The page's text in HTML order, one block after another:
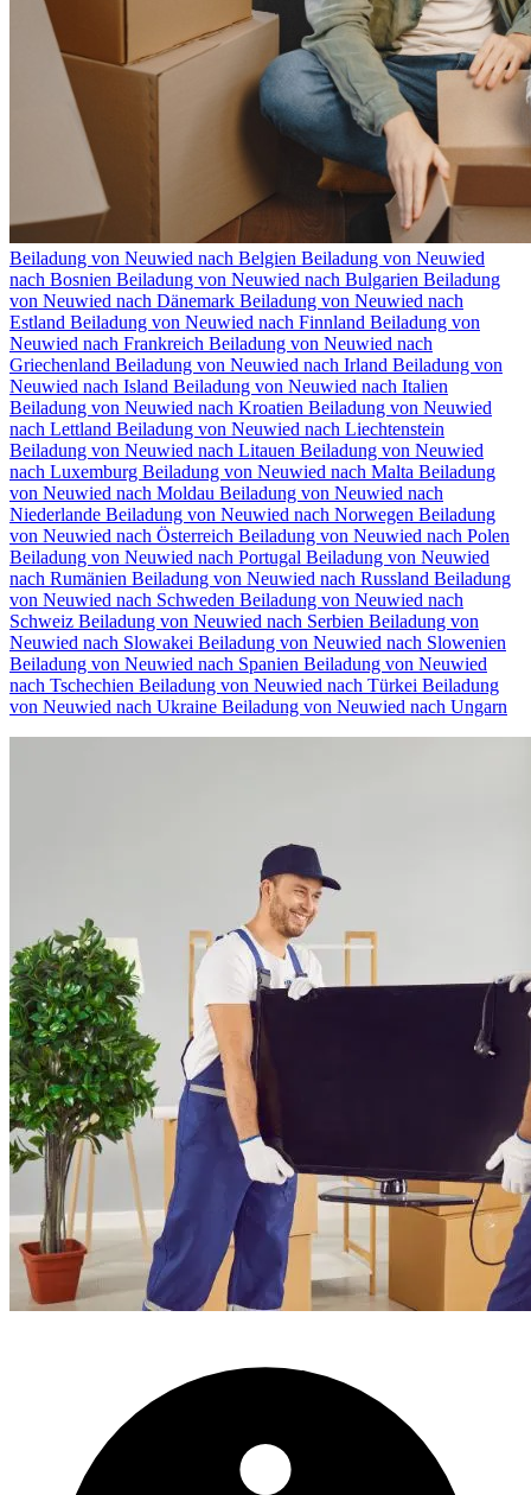
Beiladung von Neuwied nach Belgien Beiladung von Neuwied
nach Bosnien Beiladung von Neuwied nach Bulgarien Beiladung
von Neuwied nach Dänemark Beiladung von Neuwied nach
Estland Beiladung von Neuwied nach Finnland Beiladung von
Neuwied nach Frankreich Beiladung von Neuwied nach
Griechenland Beiladung von Neuwied nach Irland Beiladung von
Neuwied nach Island Beiladung von Neuwied nach Italien
Beiladung von Neuwied nach Kroatien Beiladung von Neuwied
nach Lettland Beiladung von Neuwied nach Liechtenstein
Beiladung von Neuwied nach Litauen Beiladung von Neuwied
nach Luxemburg Beiladung von Neuwied nach Malta Beiladung
von Neuwied nach Moldau Beiladung von Neuwied nach
Niederlande Beiladung von Neuwied nach Norwegen Beiladung
von Neuwied nach Österreich Beiladung von Neuwied nach Polen
Beiladung von Neuwied nach Portugal Beiladung von Neuwied
nach Rumänien Beiladung von Neuwied nach Russland Beiladung
von Neuwied nach Schweden Beiladung von Neuwied nach
Schweiz Beiladung von Neuwied nach Serbien Beiladung von
Neuwied nach Slowakei Beiladung von Neuwied nach Slowenien
Beiladung von Neuwied nach Spanien Beiladung von Neuwied
nach Tschechien Beiladung von Neuwied nach Türkei Beiladung
von Neuwied nach Ukraine Beiladung von Neuwied nach Ungarn